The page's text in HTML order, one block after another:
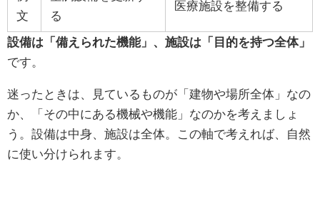
文
る
医療施設を整備する
設備は「備えられた機能」、施設は「目的を持つ全体」
です。
迷ったときは、見ているものが「建物や場所全体」なの
か、「その中にある機械や機能」なのかを考えましょ
う。設備は中身、施設は全体。この軸で考えれば、自然
に使い分けられます。